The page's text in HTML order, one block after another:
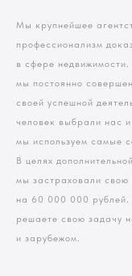
Мы крупнейшее
профессионализм
в сфере
мы постоянно
своей успешной
человек выбрали нас
мы используем самые
В целях
мы застраховали свою
на 60 000 000
решаете свою задачу
и зарубежом.